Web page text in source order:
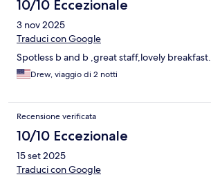
10/10 Eccezionale
3 nov 2025
Traduci con Google
Spotless b and b ,great staff,lovely breakfast.
Drew, viaggio di 2 notti
Recensione verificata
10/10 Eccezionale
15 set 2025
Traduci con Google